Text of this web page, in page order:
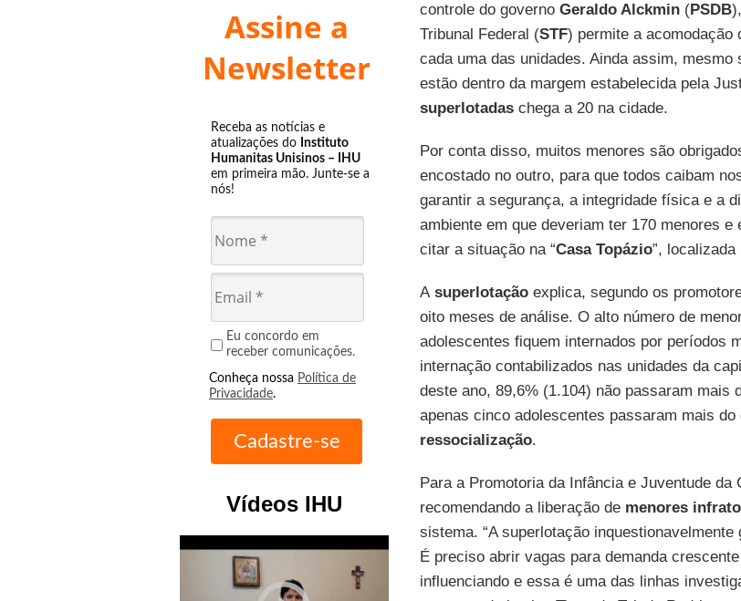
Assine a
Newsletter
Receba as notícias e
atualizações do Instituto
Humanitas Unisinos – IHU
em primeira mão. Junte-se a
nós!
Eu concordo em
receber comunicações.
Conheça nossa Política de
Privacidade.
Vídeos IHU
controle do governo Geraldo Alckmin(PSDB
Tribunal Federal (STF) permite a acomodação
cada uma das unidades. Ainda assim,
estão dentro da margem estabelecida pela
superlotadaschega a 20 na cidade.
Por conta disso, muitos menores são
encostado no outro, para que todos caibam
garantir a segurança, a integridade física e a
ambiente em que deveriam ter 170 menores e
citar a situação na “Casa Topázio”,
Asuperlotaçãoexplica, segundo os
oito meses de análise. O alto número de
adolescentes fiquem internados por períodos
internação contabilizados nas unidades da
deste ano, 89,6% (1.104) não passaram mais
apenas cinco adolescentes passaram mais
ressocialização.
Para a Promotoria da Infância e Juventude
recomendando a liberação de menores
sistema. “A superlotação
É preciso abrir vagas para demanda
influenciando e essa é uma das linhas